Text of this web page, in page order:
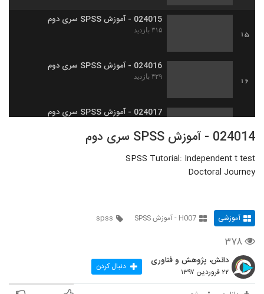
15
024015 - آموزش SPSS سری دوم
۳۱۵ بازدید
16
024016 - آموزش SPSS سری دوم
۴۲۹ بازدید
024017 - آموزش SPSS سری دوم
18
024018 - آموزش SPSS سری دوم
19
۴۸۳ بازدید
024014 - آموزش SPSS سری دوم
SPSS Tutorial: Independent t test
Doctoral Journey
آموزشی H007 - آموزش SPSS spss
۳۷۸
دانش، پژوهش و فناوری
۲۲ فروردین ۱۳۹۷ دنبال کردن